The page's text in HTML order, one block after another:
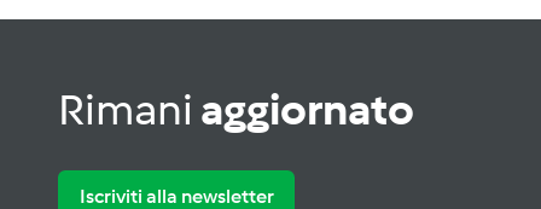
Rimani aggiornato
Iscriviti alla newsletter